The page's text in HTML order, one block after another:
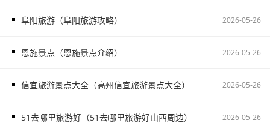
阜阳旅游（阜阳旅游攻略） 2026-05-26
恩施景点（恩施景点介绍） 2026-05-26
信宜旅游景点大全（高州信宜旅游景点大全） 2026-05-26
51去哪里旅游好（51去哪里旅游好山西周边） 2026-05-26